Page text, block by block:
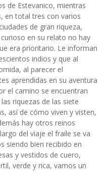
de Estevanico, mientras
en total tres con varios
de gran riqueza,
en su relato no hay
era prioritario. Le informan
indios y que al
al parecer el
aprendidas en su aventura
el camino se encuentran
riquezas de las siete
así de cómo viven y visten,
hay otros reinos
del viaje el fraile se va
siendo bien recibido en
y vestidos de cuero,
verde y rica, vamos un